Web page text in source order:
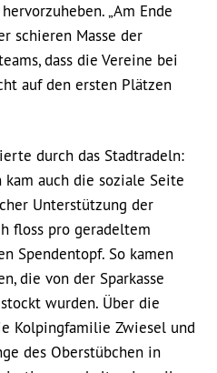
„Am Ende
schieren Masse der
dass die Vereine bei
auf den ersten Plätzen
durch das Stadtradeln:
kam auch die soziale Seite
Unterstützung der
floss pro geradeltem
Spendentopf. So kamen
die von der Sparkasse
wurden. Über die
Kolpingfamilie Zwiesel und
des Oberstübchen in